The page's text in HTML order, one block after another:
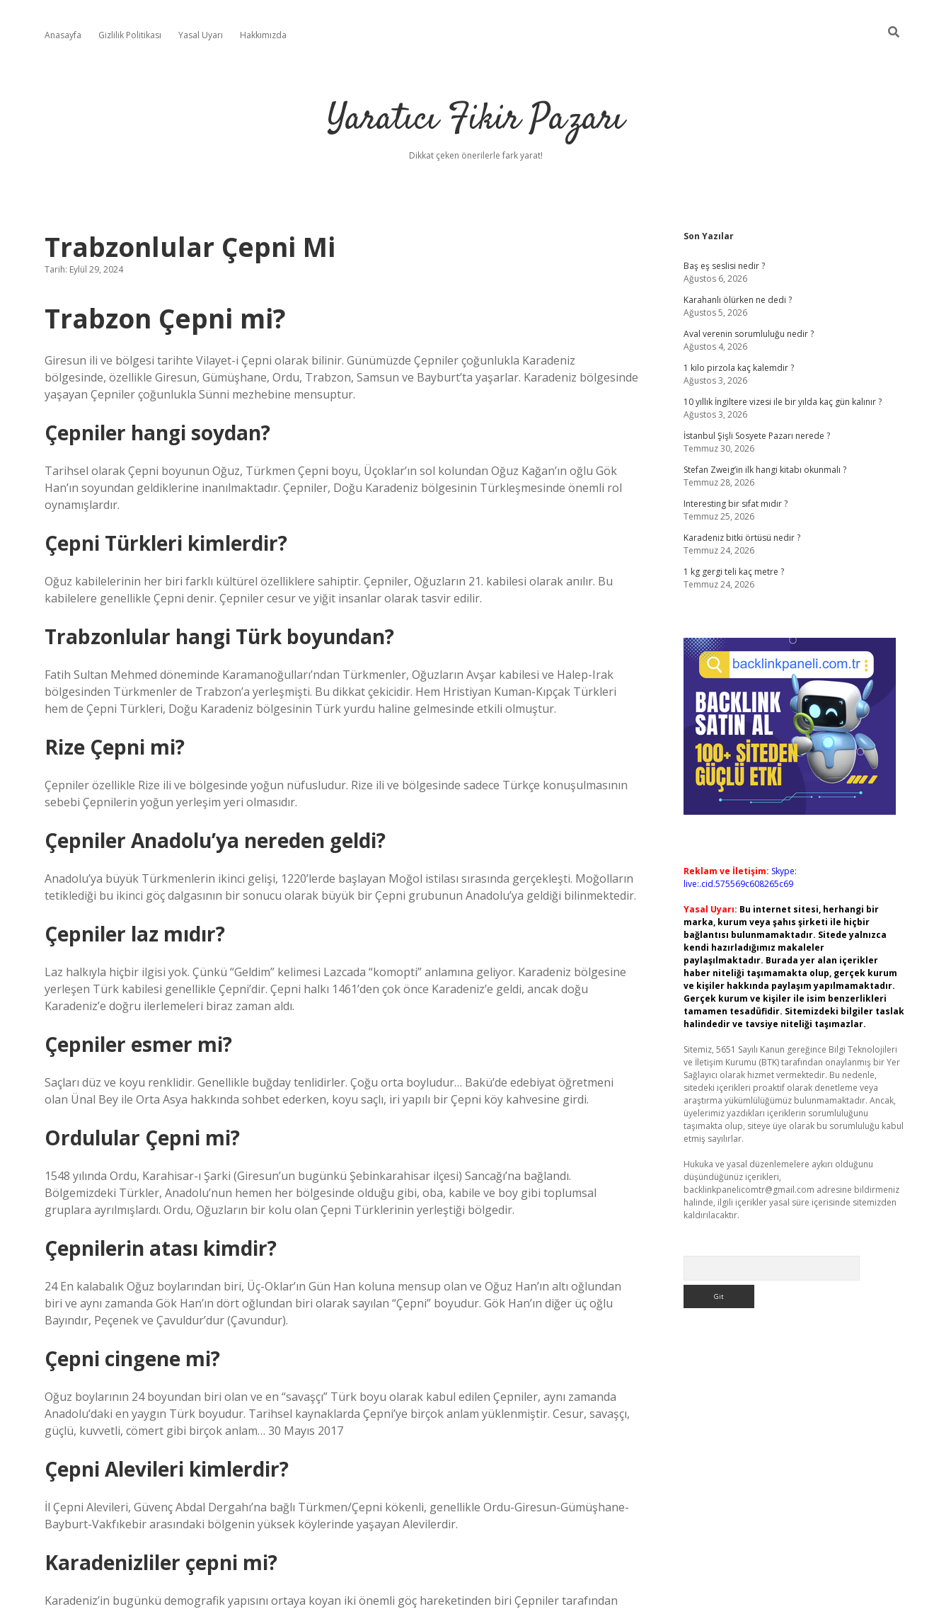
Anasayfa Gizlilik Politikası Yasal Uyarı Hakkımızda
Yaratıcı Fikir Pazarı
Dikkat çeken önerilerle fark yarat!
Trabzonlular Çepni Mi
Tarih: Eylül 29, 2024
Trabzon Çepni mi?
Giresun ili ve bölgesi tarihte Vilayet-i Çepni olarak bilinir. Günümüzde Çepniler çoğunlukla Karadeniz
bölgesinde, özellikle Giresun, Gümüşhane, Ordu, Trabzon, Samsun ve Bayburt’ta yaşarlar. Karadeniz bölgesinde
yaşayan Çepniler çoğunlukla Sünni mezhebine mensuptur.
Çepniler hangi soydan?
Tarihsel olarak Çepni boyunun Oğuz, Türkmen Çepni boyu, Üçoklar’ın sol kolundan Oğuz Kağan’ın oğlu Gök
Han’ın soyundan geldiklerine inanılmaktadır. Çepniler, Doğu Karadeniz bölgesinin Türkleşmesinde önemli rol
oynamışlardır.
Çepni Türkleri kimlerdir?
Oğuz kabilelerinin her biri farklı kültürel özelliklere sahiptir. Çepniler, Oğuzların 21. kabilesi olarak anılır. Bu
kabilelere genellikle Çepni denir. Çepniler cesur ve yiğit insanlar olarak tasvir edilir.
Trabzonlular hangi Türk boyundan?
Fatih Sultan Mehmed döneminde Karamanoğulları’ndan Türkmenler, Oğuzların Avşar kabilesi ve Halep-Irak
bölgesinden Türkmenler de Trabzon’a yerleşmişti. Bu dikkat çekicidir. Hem Hristiyan Kuman-Kıpçak Türkleri
hem de Çepni Türkleri, Doğu Karadeniz bölgesinin Türk yurdu haline gelmesinde etkili olmuştur.
Rize Çepni mi?
Çepniler özellikle Rize ili ve bölgesinde yoğun nüfusludur. Rize ili ve bölgesinde sadece Türkçe konuşulmasının
sebebi Çepnilerin yoğun yerleşim yeri olmasıdır.
Çepniler Anadolu’ya nereden geldi?
Anadolu’ya büyük Türkmenlerin ikinci gelişi, 1220’lerde başlayan Moğol istilası sırasında gerçekleşti. Moğolların
tetiklediği bu ikinci göç dalgasının bir sonucu olarak büyük bir Çepni grubunun Anadolu’ya geldiği bilinmektedir.
Çepniler laz mıdır?
Laz halkıyla hiçbir ilgisi yok. Çünkü “Geldim” kelimesi Lazcada “komopti” anlamına geliyor. Karadeniz bölgesine
yerleşen Türk kabilesi genellikle Çepni’dir. Çepni halkı 1461’den çok önce Karadeniz’e geldi, ancak doğu
Karadeniz’e doğru ilerlemeleri biraz zaman aldı.
Çepniler esmer mi?
Saçları düz ve koyu renklidir. Genellikle buğday tenlidirler. Çoğu orta boyludur… Bakü’de edebiyat öğretmeni
olan Ünal Bey ile Orta Asya hakkında sohbet ederken, koyu saçlı, iri yapılı bir Çepni köy kahvesine girdi.
Ordulular Çepni mi?
1548 yılında Ordu, Karahisar-ı Şarki (Giresun’un bugünkü Şebinkarahisar ilçesi) Sancağı’na bağlandı.
Bölgemizdeki Türkler, Anadolu’nun hemen her bölgesinde olduğu gibi, oba, kabile ve boy gibi toplumsal
gruplara ayrılmışlardı. Ordu, Oğuzların bir kolu olan Çepni Türklerinin yerleştiği bölgedir.
Çepnilerin atası kimdir?
24 En kalabalık Oğuz boylarından biri, Üç-Oklar’ın Gün Han koluna mensup olan ve Oğuz Han’ın altı oğlundan
biri ve aynı zamanda Gök Han’ın dört oğlundan biri olarak sayılan “Çepni” boyudur. Gök Han’ın diğer üç oğlu
Bayındır, Peçenek ve Çavuldur’dur (Çavundur).
Çepni cingene mi?
Oğuz boylarının 24 boyundan biri olan ve en “savaşçı” Türk boyu olarak kabul edilen Çepniler, aynı zamanda
Anadolu’daki en yaygın Türk boyudur. Tarihsel kaynaklarda Çepni’ye birçok anlam yüklenmiştir. Cesur, savaşçı,
güçlü, kuvvetli, cömert gibi birçok anlam… 30 Mayıs 2017
Çepni Alevileri kimlerdir?
İl Çepni Alevileri, Güvenç Abdal Dergahı’na bağlı Türkmen/Çepni kökenli, genellikle Ordu-Giresun-Gümüşhane-
Bayburt-Vakfıkebir arasındaki bölgenin yüksek köylerinde yaşayan Alevilerdir.
Karadenizliler çepni mi?
Karadeniz’in bugünkü demografik yapısını ortaya koyan iki önemli göç hareketinden biri Çepniler tarafından
Sidebar
Son Yazılar
Baş eş seslisi nedir ?
Ağustos 6, 2026
Karahanlı ölürken ne dedi ?
Ağustos 5, 2026
Aval verenin sorumluluğu nedir ?
Ağustos 4, 2026
1 kilo pirzola kaç kalemdir ?
Ağustos 3, 2026
10 yıllık İngiltere vizesi ile bir yılda kaç gün kalınır ?
Ağustos 3, 2026
İstanbul Şişli Sosyete Pazarı nerede ?
Temmuz 30, 2026
Stefan Zweig’in ilk hangi kitabı okunmalı ?
Temmuz 28, 2026
Interesting bir sıfat mıdır ?
Temmuz 25, 2026
Karadeniz bitki örtüsü nedir ?
Temmuz 24, 2026
1 kg gergi teli kaç metre ?
Temmuz 24, 2026
Reklam ve İletişim: Skype:
live:.cid.575569c608265c69
Yasal Uyarı: Bu internet sitesi, herhangi bir
marka, kurum veya şahıs şirketi ile hiçbir
bağlantısı bulunmamaktadır. Sitede yalnızca
kendi hazırladığımız makaleler
paylaşılmaktadır. Burada yer alan içerikler
haber niteliği taşımamakta olup, gerçek kurum
ve kişiler hakkında paylaşım yapılmamaktadır.
Gerçek kurum ve kişiler ile isim benzerlikleri
tamamen tesadüfidir. Sitemizdeki bilgiler taslak
halindedir ve tavsiye niteliği taşımazlar.
Sitemiz, 5651 Sayılı Kanun gereğince Bilgi Teknolojileri
ve İletişim Kurumu (BTK) tarafından onaylanmış bir Yer
Sağlayıcı olarak hizmet vermektedir. Bu nedenle,
sitedeki içerikleri proaktif olarak denetleme veya
araştırma yükümlülüğümüz bulunmamaktadır. Ancak,
üyelerimiz yazdıkları içeriklerin sorumluluğunu
taşımakta olup, siteye üye olarak bu sorumluluğu kabul
etmiş sayılırlar.
Hukuka ve yasal düzenlemelere aykırı olduğunu
düşündüğünüz içerikleri,
backlinkpanelicomtr@gmail.com adresine bildirmeniz
halinde, ilgili içerikler yasal süre içerisinde sitemizden
kaldırılacaktır.